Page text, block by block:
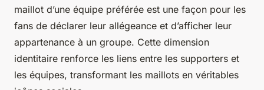
maillot d’une équipe préférée est une façon pour les
fans de déclarer leur allégeance et d’afficher leur
appartenance à un groupe. Cette dimension
identitaire renforce les liens entre les supporters et
les équipes, transformant les maillots en véritables